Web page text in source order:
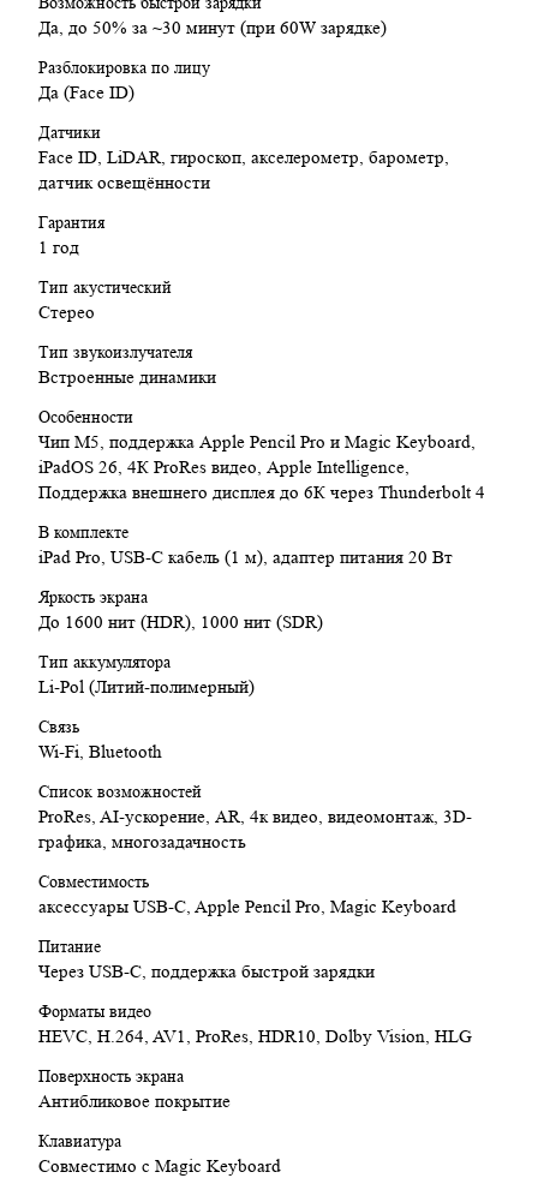
Размеры: 281.6 × 215.5 × 5.1 мм
Заключение:
iPad Pro 13" (2025) — это планшет, который превращается в
профессиональную студию для творчества, съёмки, монтажа,
моделирования и общения. Благодаря чипу M5, Ultra Retina
XDR-дисплею и поддержке Apple Intelligence, он открывает
новое поколение мобильной продуктивности — для тех, кто
требует максимума на ходу.
Да, до 50% за ~30 минут (при 60W зарядке)
Разблокировка по лицу
Да (Face ID)
Датчики
Face ID, LiDAR, гироскоп, акселерометр, барометр,
датчик освещённости
Гарантия
1 год
Тип акустический
Стерео
Тип звукоизлучателя
Встроенные динамики
Особенности
Чип М5, поддержка Apple Pencil Pro и Magic Keyboard,
iPadOS 26, 4К ProRes видео, Apple Intelligence,
Поддержка внешнего дисплея до 6К через Thunderbolt 4
В комплекте
iPad Pro, USB-C кабель (1 м), адаптер питания 20 Вт
Яркость экрана
До 1600 нит (HDR), 1000 нит (SDR)
Тип аккумулятора
Li-Pol (Литий-полимерный)
Связь
Wi-Fi, Bluetooth
Список возможностей
ProRes, AI-ускорение, AR, 4к видео, видеомонтаж, 3D-
графика, многозадачность
Совместимость
аксессуары USB‑C, Apple Pencil Pro, Magic Keyboard
Питание
Через USB-C, поддержка быстрой зарядки
Форматы видео
HEVC, H.264, AV1, ProRes, HDR10, Dolby Vision, HLG
Поверхность экрана
Антибликовое покрытие
Клавиатура
Cовместимо с Magic Keyboard